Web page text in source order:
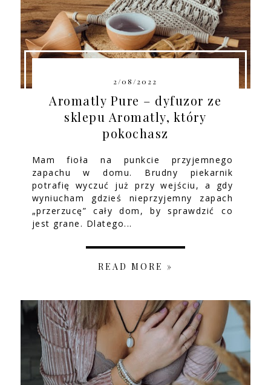
2/08/2022
Aromatly Pure – dyfuzor ze
sklepu Aromatly, który
pokochasz
Mam fioła na punkcie przyjemnego
zapachu w domu. Brudny piekarnik
potrafię wyczuć już przy wejściu, a gdy
wyniucham gdzieś nieprzyjemny zapach
„przerzucę” cały dom, by sprawdzić co
jest grane. Dlatego...
READ MORE »